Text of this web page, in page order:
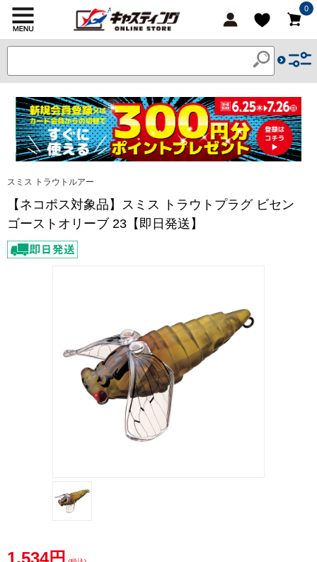
0
スミス トラウトルアー
【ネコポス対象品】スミス トラウトプラグ ビセン
ゴーストオリーブ 23【即日発送】
1,534円